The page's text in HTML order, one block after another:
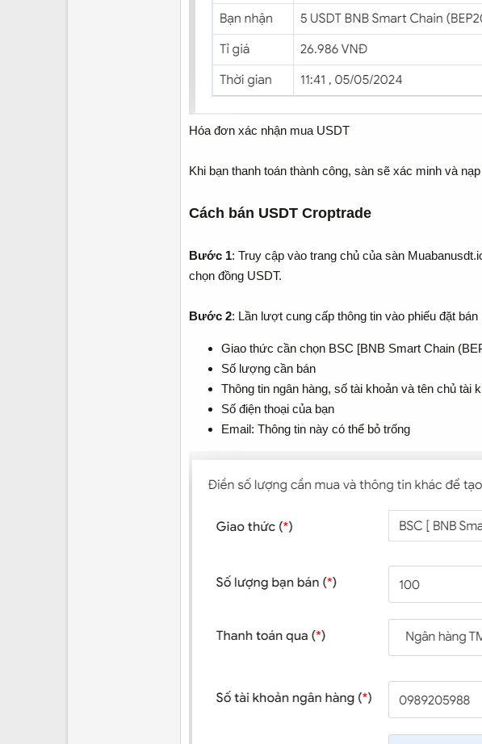
Hóa đơn xác nhận mua USDT
Khi bạn thanh toán thành công, sàn sẽ xác minh và
Cách bán USDT Croptrade
Bước 1: Truy cập vào trang chủ của sàn
chọn đồng USDT.
Bước 2: Lần lượt cung cấp thông tin vào phiếu đặt
Giao thức cần chọn BSC [BNB Smart Chain
Số lượng cần bán
Thông tin ngân hàng, số tài khoản và tên chủ tài
Số điện thoại của bạn
Email: Thông tin này có thể bỏ trống